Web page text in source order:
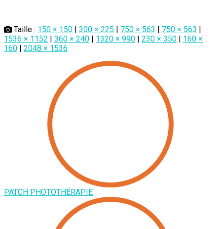
Taille : 150 × 150 | 300 × 225 | 750 × 563 | 750 × 563 |
1536 × 1152 | 360 × 240 | 1320 × 990 | 230 × 350 | 160 ×
160 | 2048 × 1536
PATCH PHOTOTHÉRAPIE